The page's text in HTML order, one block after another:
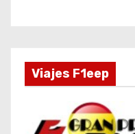
Viajes F1eep